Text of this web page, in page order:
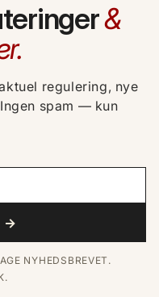
&
regulering, nye
spam — kun
→
NYHEDSBREVET.